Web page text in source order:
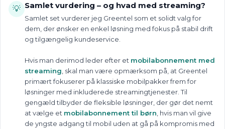
💡 Samlet vurdering – og hvad med streaming?
Samlet set vurderer jeg Greentel som et solidt valg for
dem, der ønsker en enkel løsning med fokus på stabil drift
og tilgængelig kundeservice.
Hvis man derimod leder efter et mobilabonnement med
streaming , skal man være opmærksom på, at Greentel
primært fokuserer på klassiske mobilpakker frem for
løsninger med inkluderede streamingtjenester. Til
gengæld tilbyder de fleksible løsninger, der gør det nemt
at vælge et mobilabonnement til børn , hvis man vil give
de yngste adgang til mobil uden at gå på kompromis med